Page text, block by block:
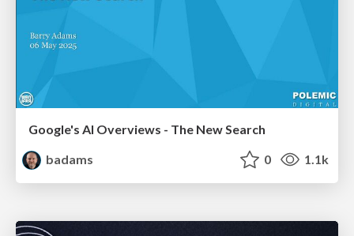
Google's AI Overviews - The New Search
badams
0 1.1k